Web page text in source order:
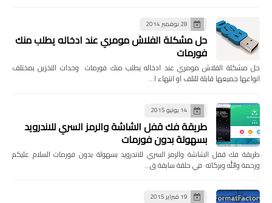
28 نوفمبر 2014
حل مشكلة الفلاش مومري عند ادخاله يطلب منك
فورمات
حل مشكلة الفلاش مومري عند ادخاله يطلب منك فورمات وحدات التخزين بمختلف
انواعها جميعها قابلة للتلف او انتهاء ا…
14 يونيو 2015
طريقة فك قفل الشاشة والرمز السري للاندرويد
بسهولة بدون فورمات
طريقة فك قفل الشاشة والرمز السري للاندرويد بسهولة بدون فورمات السلام عليكم
ورحمة والله وبركاته في حلقة سابقة ق…
19 فبراير 2015